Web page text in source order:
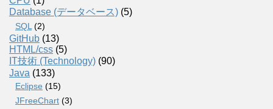
Database (データベース) (5)
SQL (2)
GitHub (13)
HTML/css (5)
IT技術 (Technology) (90)
Java (133)
Eclipse (15)
JFreeChart (3)